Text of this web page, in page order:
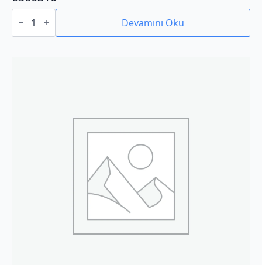
0300310
adet Devamını Oku